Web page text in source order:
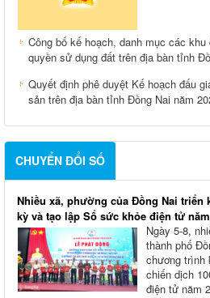
Công bố kế hoạch, danh mục các
quyền sử dụng đất trên địa bàn tỉnh
Quyết định phê duyệt Kế hoạch đấu
sản trên địa bàn tỉnh Đồng Nai năm
CHUYỂN ĐỔI SỐ
Nhiều xã, phường của Đồng Nai triển
kỳ và tạo lập Sổ sức khỏe điện tử
Ngày 5-8,
thành phố
chương trình
chiến dịch
điện tử năm